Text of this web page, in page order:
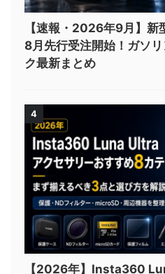
【速報・2026年9月】新
8月先行受注開始！ガソ
ク最新まとめ
4
【2026年】Insta360